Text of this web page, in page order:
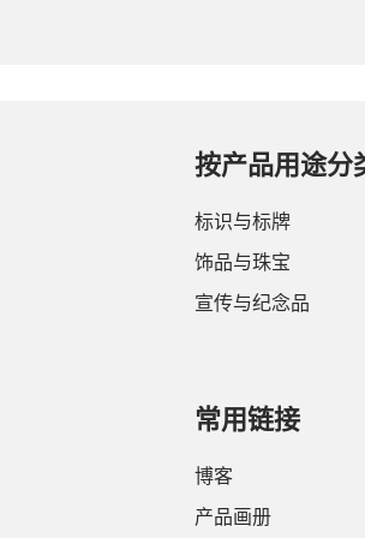
按产品用途分
标识与标牌
饰品与珠宝
宣传与纪念品
常用链接
博客
产品画册